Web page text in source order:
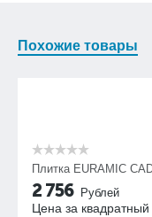
Похожие товары
Плитка EURAMIC
2 756 Рублей
Цена за